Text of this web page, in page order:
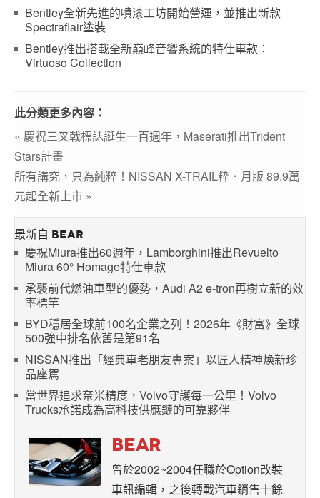
Bentley全新先進的噴漆工坊開始營運，並推出新款
Spectraflair塗裝
Bentley推出搭載全新巔峰音響系統的特仕車款：
Virtuoso Collection
此分類更多內容：
« 慶祝三叉戟標誌誕生一百週年，Maserati推出Trident
Stars計畫
所有講究，只為純粹！NISSAN X-TRAIL粋．月版 89.9萬
元起全新上市 »
最新自 BEAR
慶祝Miura推出60週年，Lamborghini推出Revuelto
Miura 60° Homage特仕車款
承襲前代燃油車型的優勢，Audi A2 e-tron再樹立新的效
率標竿
BYD穩居全球前100名企業之列！2026年《財富》全球
500強中排名依舊是第91名
NISSAN推出「經典車老朋友專案」以匠人精神煥新珍
品座駕
當世界追求奈米精度，Volvo守護每一公里！Volvo
Trucks承諾成為高科技供應鏈的可靠夥伴
BEAR
曾於2002~2004任職於Option改裝
車訊編輯，之後轉戰汽車銷售十餘